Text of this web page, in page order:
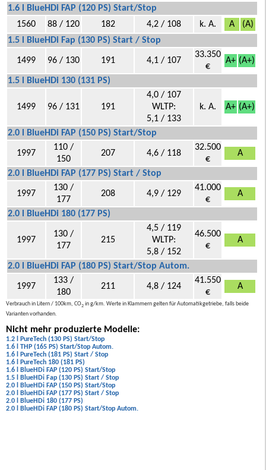
1.6 l BlueHDi FAP (120 PS) Start/Stop
1560
88 / 120 182 4,2 / 108 k. A. A
(A)
1.5 l BlueHDi Fap (130 PS) Start / Stop
1499 96 / 130 191 4,1 / 107
33.350
€
A+ (A+)
1.5 l BlueHDi 130 (131 PS)
1499 96 / 131 191
4,0 / 107
WLTP:
5,1 / 133
k. A. A+ (A+)
2.0 l BlueHDi FAP (150 PS) Start/Stop
1997
110 /
150
207 4,6 / 118
32.500
€
A
2.0 l BlueHDi FAP (177 PS) Start / Stop
1997
130 /
177
208 4,9 / 129
41.000
€
A
2.0 l BlueHDi 180 (177 PS)
1997
130 /
177
215
4,5 / 119
WLTP:
5,8 / 152
46.500
€
A
2.0 l BlueHDi FAP (180 PS) Start/Stop Autom.
1997
133 /
180
211 4,8 / 124
41.550
€
A
Verbrauch in Litern / 100km, CO2 in g/km. Werte in Klammern gelten für Automatikgetriebe, falls beide
Varianten vorhanden.
Nicht mehr produzierte Modelle:
1.2 l PureTech (130 PS) Start/Stop
1.6 l THP (165 PS) Start/Stop Autom.
1.6 l PureTech (181 PS) Start / Stop
1.6 l PureTech 180 (181 PS)
1.6 l BlueHDi FAP (120 PS) Start/Stop
1.5 l BlueHDi Fap (130 PS) Start / Stop
2.0 l BlueHDi FAP (150 PS) Start/Stop
2.0 l BlueHDi FAP (177 PS) Start / Stop
2.0 l BlueHDi 180 (177 PS)
2.0 l BlueHDi FAP (180 PS) Start/Stop Autom.